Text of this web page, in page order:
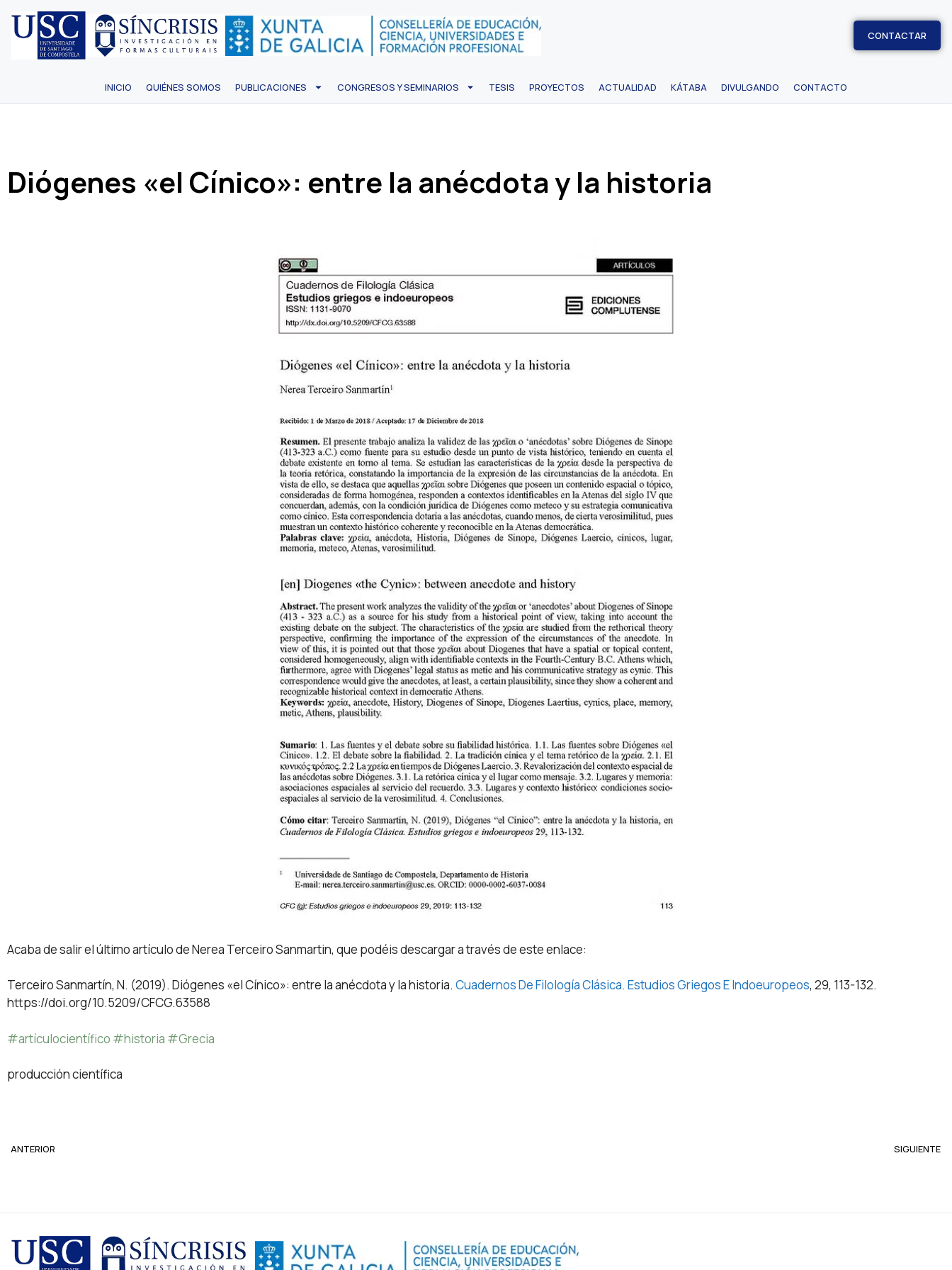
CONTACTAR
INICIO QUIÉNES SOMOS PUBLICACIONES CONGRESOS Y SEMINARIOS TESIS PROYECTOS ACTUALIDAD KÁTABA DIVULGANDO CONTACTO
Diógenes «el Cínico»: entre la anécdota y la historia
Acaba de salir el último artículo de Nerea Terceiro Sanmartin, que podéis descargar a través de este enlace:
Terceiro Sanmartín, N. (2019). Diógenes «el Cínico»: entre la anécdota y la historia. Cuadernos De Filología Clásica. Estudios Griegos E Indoeuropeos, 29, 113-132.
https://doi.org/10.5209/CFCG.63588
#artículocientífico #historia #Grecia
producción científica
ANTERIOR SIGUIENTE